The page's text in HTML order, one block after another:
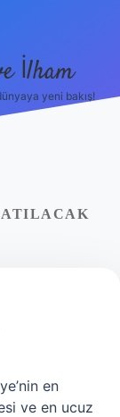
İlham
yeni bakış!
en
ve en ucuz